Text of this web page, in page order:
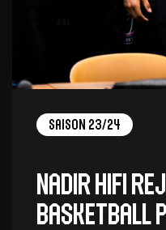
Saison 23/24
Nadir Hifi
Basketball